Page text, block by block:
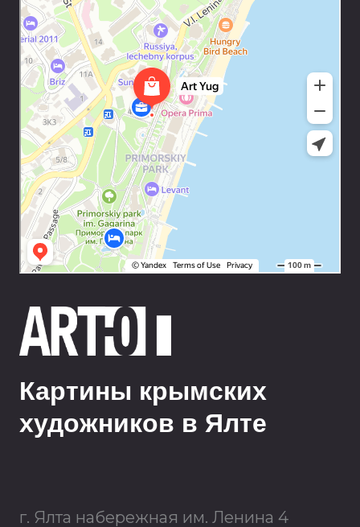
Картины крымских
художников в Ялте
г. Ялта набережная им. Ленина 4